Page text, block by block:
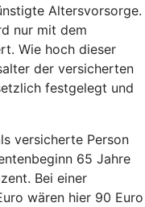
Altersvorsorge.
nur mit dem
Wie hoch dieser
der versicherten
festgelegt und
versicherte Person
65 Jahre
Bei einer
wären hier 90 Euro